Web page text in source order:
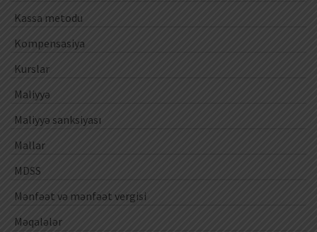
Kassa metodu
Kompensasiya
Kurslar
Maliyyə
Maliyyə sanksiyası
Mallar
MDSS
Mənfəət və mənfəət vergisi
Məqalələr